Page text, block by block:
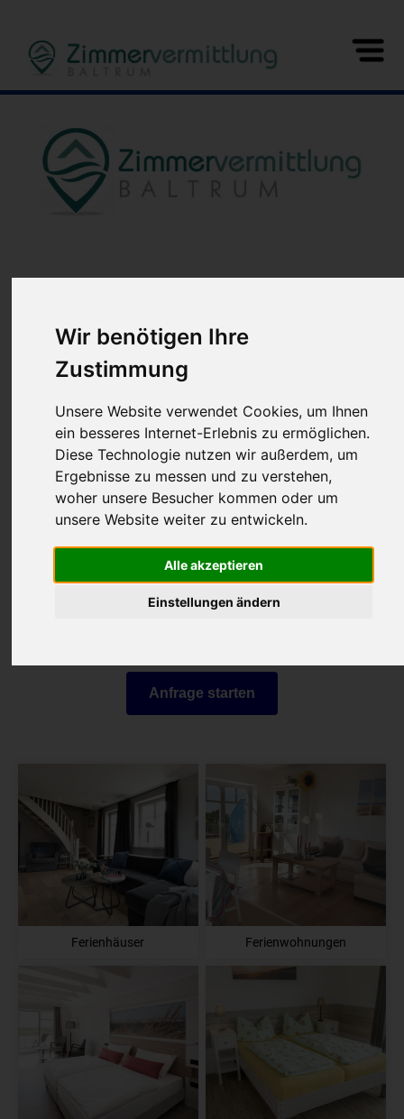
Wir benötigen Ihre
Zustimmung
Unsere Website verwendet Cookies, um Ihnen
ein besseres Internet-Erlebnis zu ermöglichen.
Diese Technologie nutzen wir außerdem, um
Ergebnisse zu messen und zu verstehen,
woher unsere Besucher kommen oder um
unsere Website weiter zu entwickeln.
Alle akzeptieren
Einstellungen ändern
Wir vermitteln Ihnen Ihre Unterkunft
auf der Insel Baltrum.
Sie teilen uns mit, was Sie suchen.
Wir senden Ihnen innerhalb von 24 Stunden passende
Angebote.
Diese Angebote können Sie dann
Anfrage starten
Ferienhäuser Ferienwohnungen